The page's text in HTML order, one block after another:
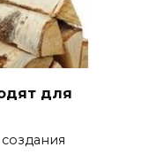
для